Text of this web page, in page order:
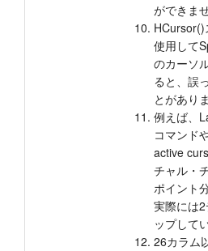
ができま
HCursor()
使用して
のカーソ
ると、誤
とがあり
例えば、
コマンド
active
チャル・
ポイント
実際には
ップして
26カラム